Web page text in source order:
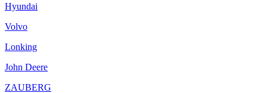
Hyundai
Volvo
Lonking
John Deere
ZAUBERG